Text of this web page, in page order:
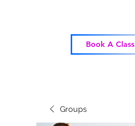
Book A Class
Groups